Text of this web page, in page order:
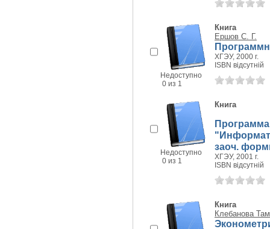
Недоступно
0 из 1
Книга
Ершов С. Г.
ХГЭУ, 2000 г.
ISBN відсутній
Недоступно
0 из 1
Книга
Программа
заоч.
ХГЭУ, 2001 г.
ISBN відсутній
Книга
Клебанова